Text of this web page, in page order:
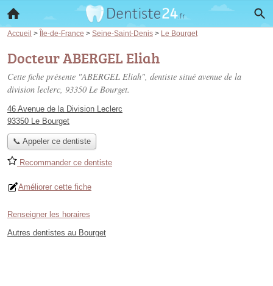
Accueil > Île-de-France > Seine-Saint-Denis > Le Bourget
Docteur ABERGEL Eliah
Cette fiche présente "ABERGEL Eliah", dentiste situé avenue de la
division leclerc, 93350 Le Bourget.
46 Avenue de la Division Leclerc
93350 Le Bourget
📞 Appeler ce dentiste
Recommander ce dentiste
Améliorer cette fiche
Renseigner les horaires
Autres dentistes au Bourget